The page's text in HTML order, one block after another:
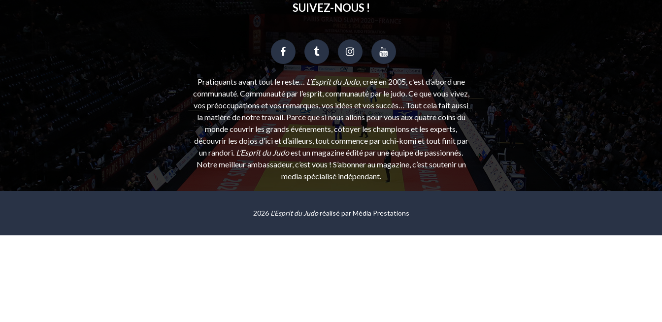
SUIVEZ-NOUS !
Pratiquants avant tout le reste… L’Esprit du Judo, créé en 2005, c’est d’abord une
communauté. Communauté par l’esprit, communauté par le judo. Ce que vous vivez,
vos préoccupations et vos remarques, vos idées et vos succès… Tout cela fait aussi
la matière de notre travail. Parce que si nous allons pour vous aux quatre coins du
monde couvrir les grands événements, côtoyer les champions et les experts,
découvrir les dojos d’ici et d’ailleurs, tout commence par uchi-komi et tout finit par
un randori. L’Esprit du Judoest un magazine édité par une équipe de passionnés.
Notre meilleur ambassadeur, c’est vous ! S’abonner au magazine, c’est soutenir un
media spécialisé indépendant.
2026 L'Esprit du Judoréalisé parMédia Prestations